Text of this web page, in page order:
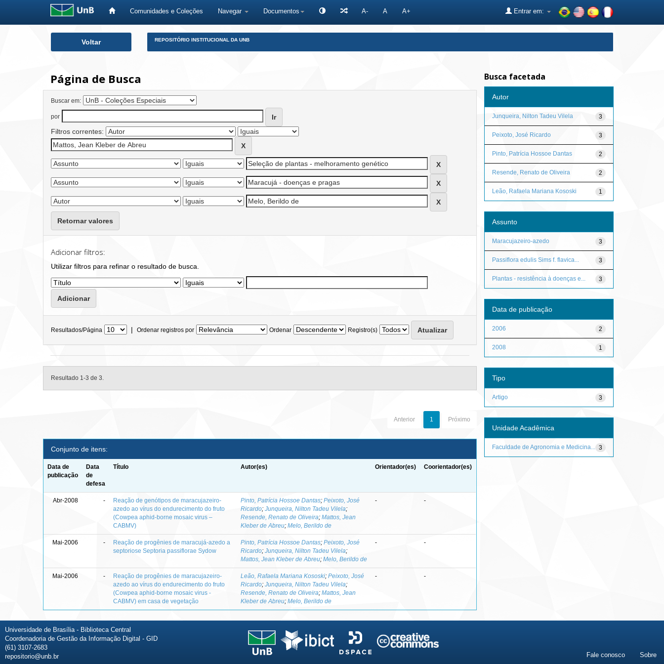
Comunidades e Coleções Navegar Documentos A- A A+ Entrar em:
Voltar REPOSITÓRIO INSTITUCIONAL DA UNB
Página de Busca
Buscar em:
por
Filtros correntes:
Retornar valores
Adicionar filtros:
Utilizar filtros para refinar o resultado de busca.
Resultados/Página | Ordenar registros por Ordenar Registro(s)
Resultado 1-3 de 3.
Anterior 1 Próximo
Conjunto de itens:
Data de
publicação
Data
de
defesa
Título Autor(es) Orientador(es) Coorientador(es)
Abr-2008 -
Reação de genótipos de maracujazeiro-
azedo ao vírus do endurecimento do fruto
(Cowpea aphid-borne mosaic virus –
CABMV)
Pinto, Patrícia Hossoe Dantas;Peixoto, José
Ricardo;Junqueira, Nilton Tadeu Vilela;
Resende, Renato de Oliveira;Mattos, Jean
Kleber de Abreu;Melo, Berildo de
- -
Mai-2006 -
Reação de progênies de maracujá-azedo a
septoriose Septoria passiflorae Sydow
Pinto, Patrícia Hossoe Dantas;Peixoto, José
Ricardo;Junqueira, Nilton Tadeu Vilela;
Mattos, Jean Kleber de Abreu;Melo, Berildo de
- -
Mai-2006 -
Reação de progênies de maracujazeiro-
azedo ao vírus do endurecimento do fruto
(Cowpea aphid-borne mosaic virus -
CABMV) em casa de vegetação
Leão, Rafaela Mariana Kososki;Peixoto, José
Ricardo;Junqueira, Nilton Tadeu Vilela;
Resende, Renato de Oliveira;Mattos, Jean
Kleber de Abreu;Melo, Berildo de
- -
Busca facetada
Autor
3
Junqueira, Nilton Tadeu Vilela
3
Peixoto, José Ricardo
2
Pinto, Patrícia Hossoe Dantas
2
Resende, Renato de Oliveira
1
Leão, Rafaela Mariana Kososki
Assunto
3
Maracujazeiro-azedo
3
Passiflora edulis Sims f. flavica...
3
Plantas - resistência à doenças e...
Data de publicação
2
2006
1
2008
Tipo
3
Artigo
Unidade Acadêmica
3
Faculdade de Agronomia e Medicina...
Universidade de Brasília - Biblioteca Central
Coordenadoria de Gestão da Informação Digital - GID
(61) 3107-2683
repositorio@unb.br
Fale conosco Sobre